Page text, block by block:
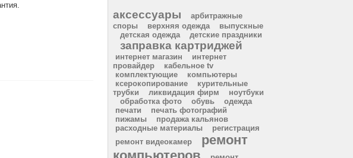
аксессуары
арбитражные
споры
верхняя одежда
выпускные
детская одежда
детские праздники
заправка картриджей
интернет магазин
интернет
провайдер
кабельное tv
комплектующие
компьютеры
ксерокопирование
курительные
трубки
ликвидация фирм
ноутбуки
обработка фото
обувь
одежда
печати
печать фотографий
пижамы
продажа кальянов
расходные материалы
регистрация
ремонт видеокамер
ремонт